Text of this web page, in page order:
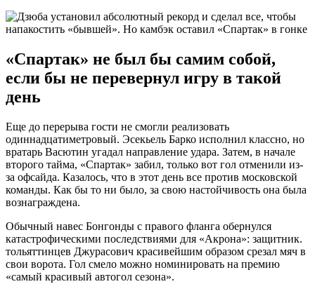
«Спартак» не был бы самим собой,
если бы не перевернул игру в такой
день
Еще до перерыва гости не смогли реализовать
одиннадцатиметровый. Эсекьель Барко исполнил классно, но
вратарь Васютин угадал направление удара. Затем, в начале
второго тайма, «Спартак» забил, только вот гол отменили из-
за офсайда. Казалось, что в этот день все против московской
команды. Как бы то ни было, за свою настойчивость она была
вознаграждена.
Обычный навес Бонгонды с правого фланга обернулся
катастрофическими последствиями для «Акрона»: защитник.
тольяттинцев Джурасович красивейшим образом срезал мяч в
свои ворота. Гол смело можно номинировать на премию
«самый красивый автогол сезона».